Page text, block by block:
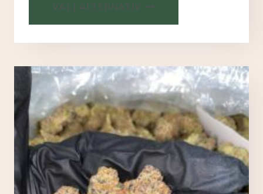
VÄLJ ALTERNATIV